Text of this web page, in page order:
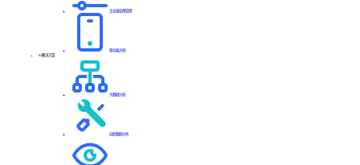
企业级权限管理
移动端大屏
BI解决方案
大数据分析
自助数据分析